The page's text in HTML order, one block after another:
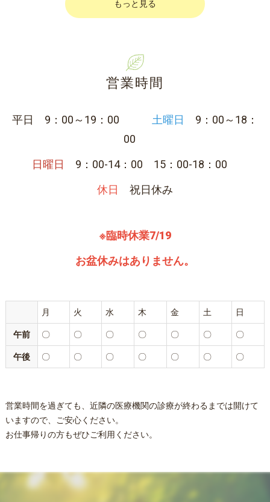
もっと見る
営業時間
平日 9：00～19：00 土曜日 9：00～18：
00
日曜日
9：00-14：00 15：00-18：00
休日
祝日休み
※臨時休業7/19
お盆休みはありません。
月 火 水 木 金 土 日
午前 〇 〇 〇 〇 〇 〇 〇
午後 〇 〇 〇 〇 〇 〇 〇
営業時間を過ぎても、近隣の医療機関の診療が終わるまでは開けて
いますので、ご安心ください。
お仕事帰りの方もぜひご利用ください。